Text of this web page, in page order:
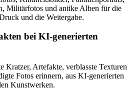
Militärfotos und antike Alben für die
und die Weitergabe.
bei KI-generierten
Kratzer, Artefakte, verblasste Texturen
Fotos erinnern, aus KI-generierten
Kunstwerken.